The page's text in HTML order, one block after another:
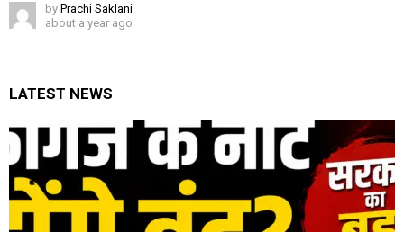
by Prachi Saklani
about a year ago
LATEST NEWS